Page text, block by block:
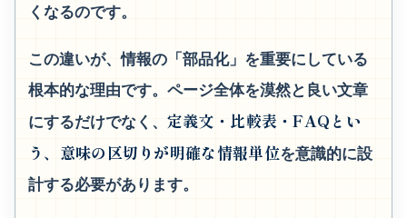
くなるのです。
この違いが、情報の「部品化」を重要にしている
根本的な理由です。ページ全体を漠然と良い文章
にするだけでなく、 定義文・比較表・FAQとい
う、意味の区切りが明確な情報単位を意識的に設
計する必要があります。